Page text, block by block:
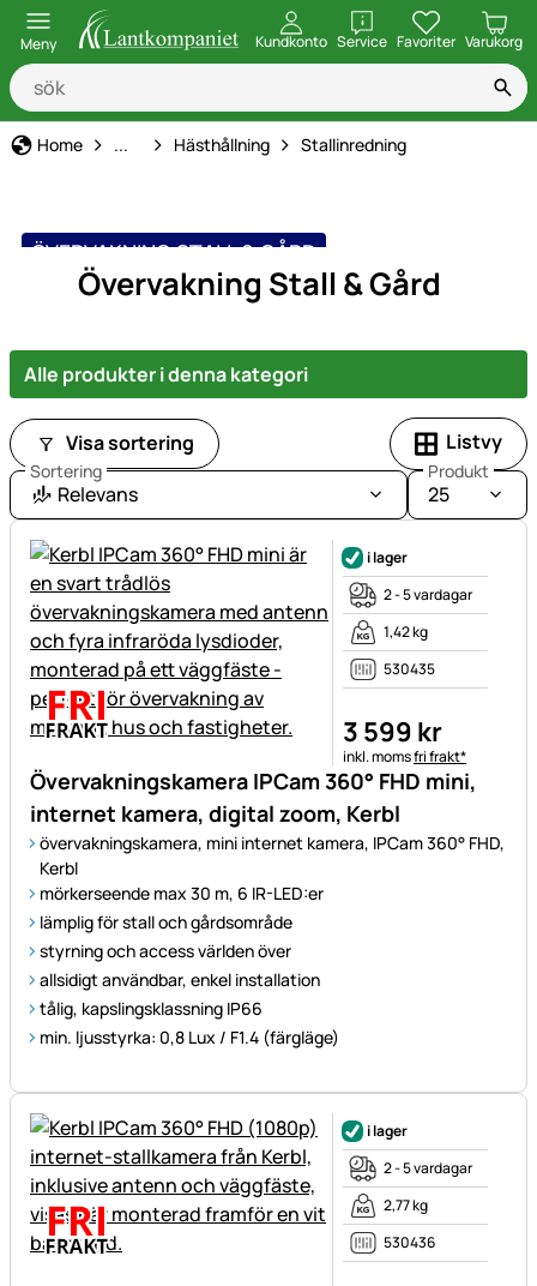
Meny Kundkonto ServiceöppnaFavoriter Varukorg
Home Djurhållning, Utfodring & Vård
... Hästhållning Stallinredning
ÖVERVAKNING STALL & GÅRD
Övervakning Stall & Gård
Alle produkter i denna kategori
Visa sortering Listvy
Sortering
Relevans
Produkt
25
Övervakningskamera IPCam 360° FHD mini,
internet kamera, digital zoom, Kerbl
övervakningskamera, mini internet kamera, IPCam 360° FHD,
Kerbl
mörkerseende max 30 m, 6 IR-LED:er
lämplig för stall och gårdsområde
styrning och access världen över
allsidigt användbar, enkel installation
tålig, kapslingsklassning IP66
min. ljusstyrka: 0,8 Lux / F1.4 (färgläge)
i lager
2 - 5 vardagar
1,42 kg
530435
3 599 kr
Skatteinformation:
inkl. momsfri frakt*
i lager
2 - 5 vardagar
2,77 kg
530436